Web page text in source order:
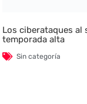
Los ciberataques
temporada alta
Sin categoría